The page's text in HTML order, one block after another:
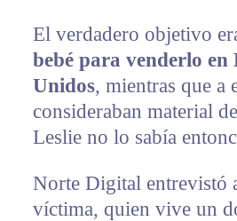
El verdadero objetivo
bebé para venderlo en
Unidos, mientras que a
consideraban material
Leslie no lo sabía
Norte Digital entrevistó
víctima, quien vive un